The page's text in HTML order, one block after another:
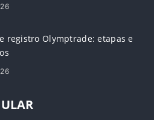
registro Olymptrade: etapas e